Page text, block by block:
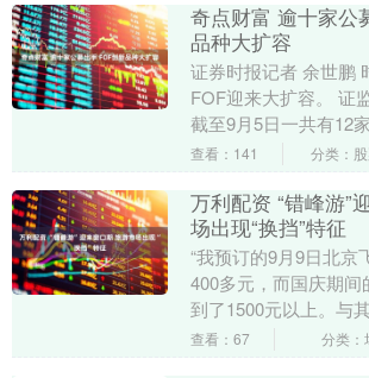
奇点财富 逾十家公
品种大扩容
证券时报记者 余世鹏
FOF迎来大扩容。 证
截至9月5日一共有12
ETF-FOF，其中16只
查看：141 分类：
万利配资 “错峰游”
场出现“换挡”特征
“我预订的9月9日北京
400多元，而国庆期
到了1500元以上。与
灵活安排假期，轻松省
查看：67 分类：